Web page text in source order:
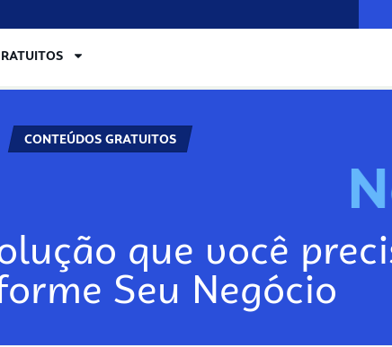
CONTEÚDOS GRATUITOS
N
que você
Seu Negócio